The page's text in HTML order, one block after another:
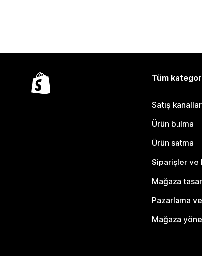
Tüm
Satış
Ürün bulma
Ürün satma
Siparişler ve
Mağaza
Pazarlama
Mağaza